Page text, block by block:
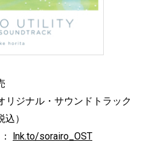
リジナル・サウンドトラック
）
lnk.to/sorairo_OST